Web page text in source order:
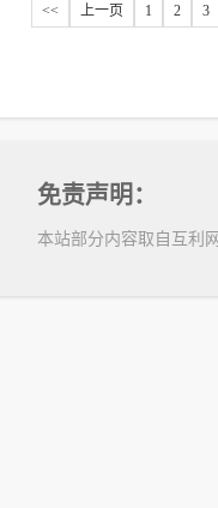
<< 上一页 1 2 3
免责声明：
本站部分内容取自互利